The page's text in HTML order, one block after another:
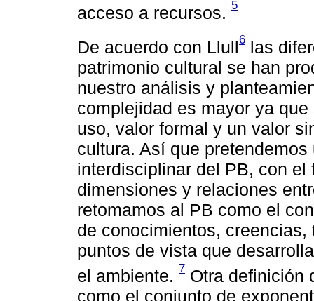
acceso a recursos. 5
De acuerdo con Llull6 las
patrimonio cultural se han
nuestro análisis y
complejidad es mayor ya
uso, valor formal y un valor
cultura. Así que
interdisciplinar del PB, con
dimensiones y relaciones
retomamos al PB como el
de conocimientos,
puntos de vista que
el ambiente. 7 Otra definición
como el conjunto de